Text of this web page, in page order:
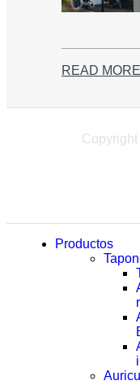
READ MORE
Productos